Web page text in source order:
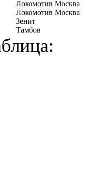
Локомотив Москва
Локомотив Москва
Зенит
Тамбов